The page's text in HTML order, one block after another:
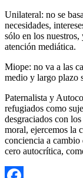
Unilateral: no se
necesidades,
sólo en los nuestros,
atención mediática.
Miope: no va a las
medio y largo plazo
Paternalista y
refugiados como
desgraciados con
moral, ejercemos la
conciencia a cambio
cero autocrítica,